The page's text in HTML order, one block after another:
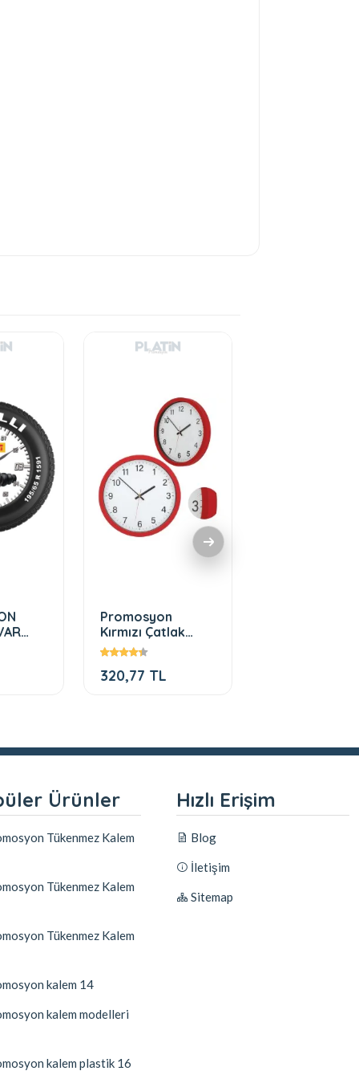
Promosyon
Kırmızı Çatlak
Desenli Plastik
320,77 TL
Ürünler
Tükenmez Kalem
Tükenmez Kalem
Tükenmez Kalem
kalem 14
kalem modelleri
kalem plastik 16
Hızlı Erişim
Blog
İletişim
Sitemap